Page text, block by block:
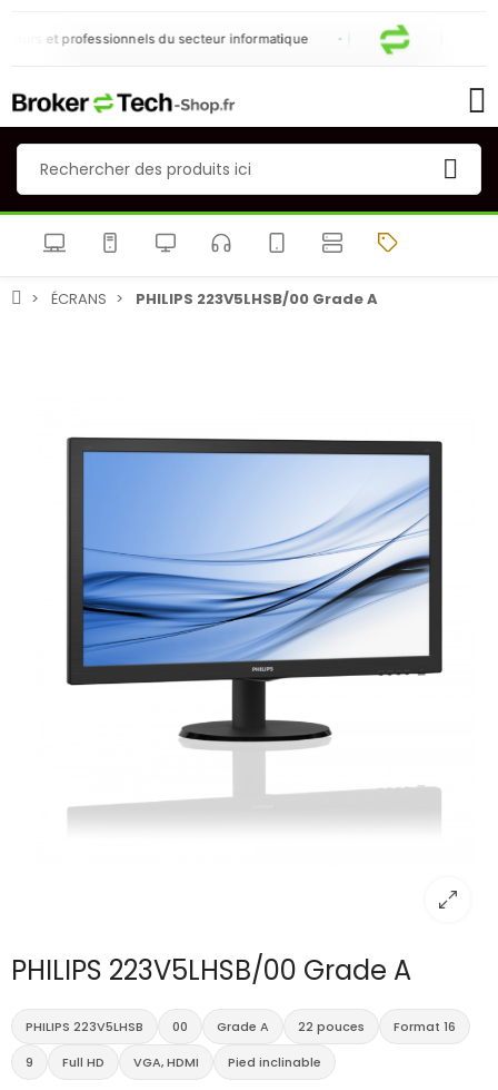
et professionnels du secteur informatique
ÉCRANS PHILIPS 223V5LHSB/00 Grade A
PHILIPS 223V5LHSB/00 Grade A
PHILIPS 223V5LHSB 00 Grade A 22 pouces
Format 16
9
Full HD VGA, HDMI Pied inclinable